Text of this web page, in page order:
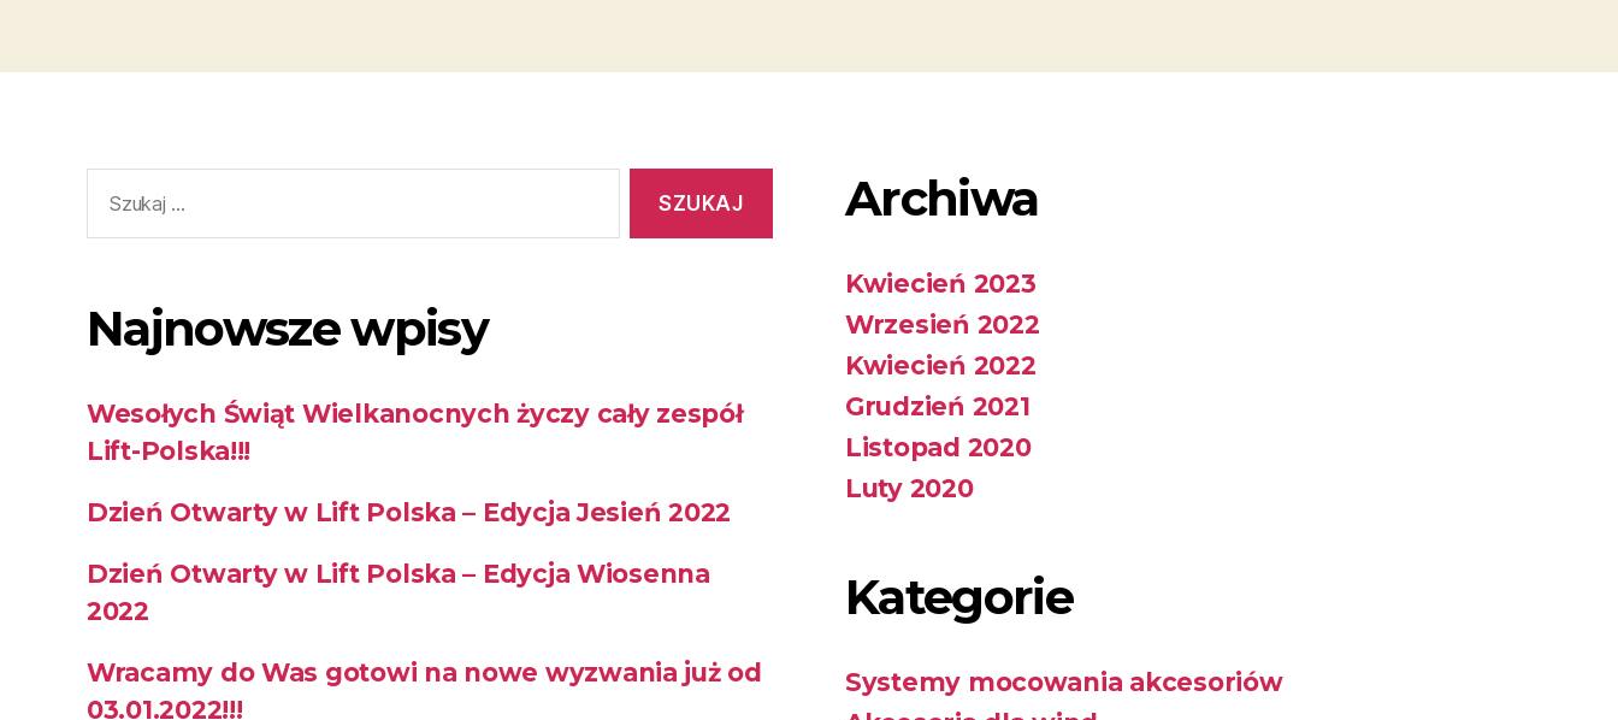
Najnowsze wpisy
Wesołych Świąt Wielkanocnych życzy cały zespół
Lift-Polska!!!
Dzień Otwarty w Lift Polska – Edycja Jesień 2022
Dzień Otwarty w Lift Polska – Edycja Wiosenna
2022
Wracamy do Was gotowi na nowe wyzwania już od
03.01.2022!!!
Archiwa
Kwiecień 2023
Wrzesień 2022
Kwiecień 2022
Grudzień 2021
Listopad 2020
Luty 2020
Kategorie
Systemy mocowania akcesoriów